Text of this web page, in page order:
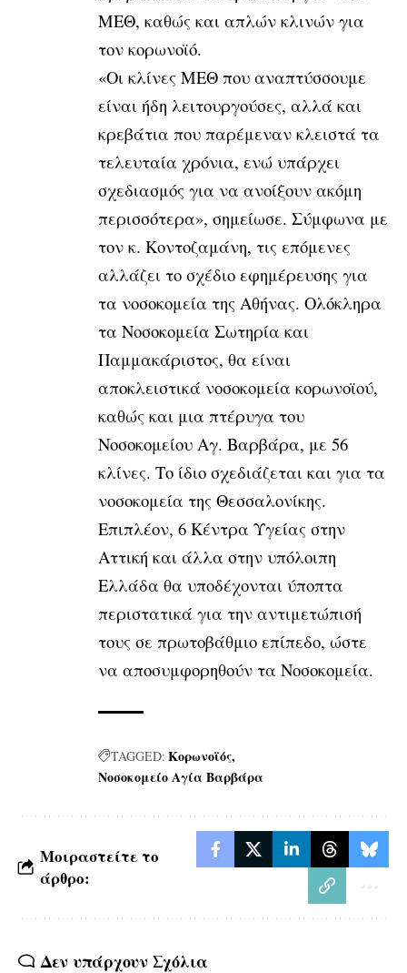
ΜΕΘ, καθώς και απλών κλινών για
τον κορωνοϊό.
«Οι κλίνες ΜΕΘ που αναπτύσσουμε
είναι ήδη λειτουργούσες, αλλά και
κρεβάτια που παρέμεναν κλειστά τα
τελευταία χρόνια, ενώ υπάρχει
σχεδιασμός για να ανοίξουν ακόμη
περισσότερα», σημείωσε. Σύμφωνα με
τον κ. Κοντοζαμάνη, τις επόμενες
αλλάζει το σχέδιο εφημέρευσης για
τα νοσοκομεία της Αθήνας. Ολόκληρα
τα Νοσοκομεία Σωτηρία και
Παμμακάριστος, θα είναι
αποκλειστικά νοσοκομεία κορωνοϊού,
καθώς και μια πτέρυγα του
Νοσοκομείου Αγ. Βαρβάρα, με 56
κλίνες. Το ίδιο σχεδιάζεται και για τα
νοσοκομεία της Θεσσαλονίκης.
Επιπλέον, 6 Κέντρα Υγείας στην
Αττική και άλλα στην υπόλοιπη
Ελλάδα θα υποδέχονται ύποπτα
περιστατικά για την αντιμετώπισή
τους σε πρωτοβάθμιο επίπεδο, ώστε
να αποσυμφορηθούν τα Νοσοκομεία.
TAGGED: Κορωνοϊός
Νοσοκομείο Αγία Βαρβάρα
Μοιραστείτε το
άρθρο:
Δεν υπάρχουν Σχόλια